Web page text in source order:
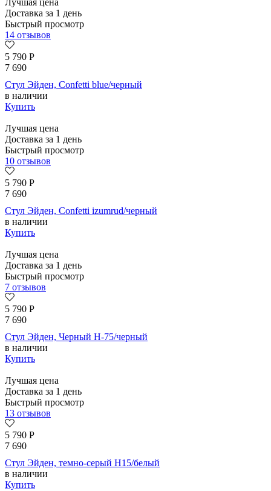
Лучшая цена
Доставка за 1 день
Быстрый просмотр
14 отзывов
5 790 Р
7 690
Стул Эйден, Confetti blue/черный
в наличии
Купить
Лучшая цена
Доставка за 1 день
Быстрый просмотр
10 отзывов
5 790 Р
7 690
Стул Эйден, Confetti izumrud/черный
в наличии
Купить
Лучшая цена
Доставка за 1 день
Быстрый просмотр
7 отзывов
5 790 Р
7 690
Стул Эйден, Черный H-75/черный
в наличии
Купить
Лучшая цена
Доставка за 1 день
Быстрый просмотр
13 отзывов
5 790 Р
7 690
Стул Эйден, темно-серый H15/белый
в наличии
Купить